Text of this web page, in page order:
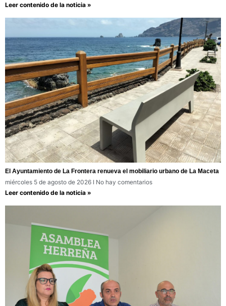
Leer contenido de la noticia »
El Ayuntamiento de La Frontera renueva el mobiliario urbano de La Maceta
miércoles 5 de agosto de 2026
No hay comentarios
Leer contenido de la noticia »